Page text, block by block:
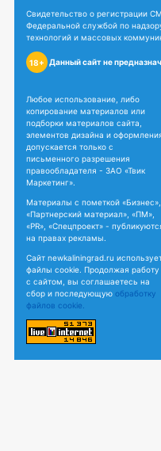
Свидетельство о регистрации
Федеральной службой по
технологий и массовых
18+ Данный сайт не
Любое использование, либо
копирование материалов или
подборки материалов сайта,
элементов дизайна и
допускается только с
письменного разрешения
правообладателя - ЗАО «Твик
Маркетинг».
Материалы с пометкой «Бизнес»,
«Партнерский материал», «ПМ»,
«PR», «Спецпроект» -
на правах рекламы.
Сайт newkaliningrad.ru
файлы cookie. Продолжая работу
с сайтом, вы соглашаетесь на
сбор и последующую обработку
файлов cookie.